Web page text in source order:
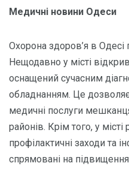
Медичні новини Одеси
Охорона здоров’я в Одесі
Нещодавно у місті
оснащений сучасним
обладнанням. Це
медичні послуги
районів. Крім того, у
профілактичні заходи та
спрямовані на